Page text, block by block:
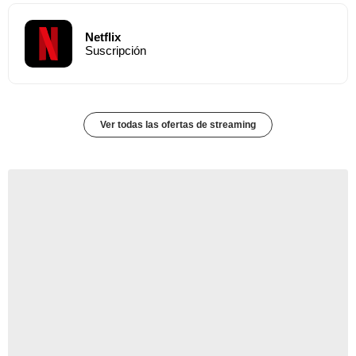
Netflix
Suscripción
Ver todas las ofertas de streaming